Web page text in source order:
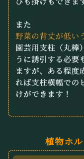
植物ホ